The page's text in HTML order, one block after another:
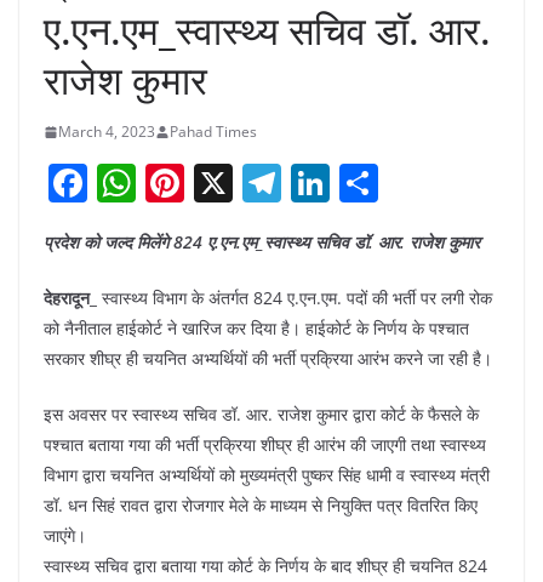
ए.एन.एम_स्वास्थ्य सचिव डॉ. आर.
राजेश कुमार
March 4, 2023 Pahad Times
F
a
c
e
b
o
o
k
W
h
at
s
A
p
p
Pi
er
e
st
X T
e
gr
a
m
Li
n
k
e
dI
n
ar
e
प्रदेश को जल्द मिलेंगे 824 ए.एन.एम_स्वास्थ्य सचिव डॉ. आर. राजेश कुमार
देहरादून_ स्वास्थ्य विभाग के अंतर्गत 824 ए.एन.एम. पदों की भर्ती पर लगी रोक
को नैनीताल हाईकोर्ट ने खारिज कर दिया है। हाईकोर्ट के निर्णय के पश्चात
सरकार शीघ्र ही चयनित अभ्यर्थियों की भर्ती प्रक्रिया आरंभ करने जा रही है।
इस अवसर पर स्वास्थ्य सचिव डॉ. आर. राजेश कुमार द्वारा कोर्ट के फैसले के
पश्चात बताया गया की भर्ती प्रक्रिया शीघ्र ही आरंभ की जाएगी तथा स्वास्थ्य
विभाग द्वारा चयनित अभ्यर्थियों को मुख्यमंत्री पुष्कर सिंह धामी व स्वास्थ्य मंत्री
डॉ. धन सिहं रावत द्वारा रोजगार मेले के माध्यम से नियुक्ति पत्र वितरित किए
जाएंगे।
स्वास्थ्य सचिव द्वारा बताया गया कोर्ट के निर्णय के बाद शीघ्र ही चयनित 824